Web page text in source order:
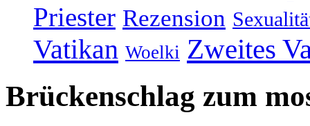
Priester Rezension
Vatikan Woelki Zweites
Brückenschlag zum